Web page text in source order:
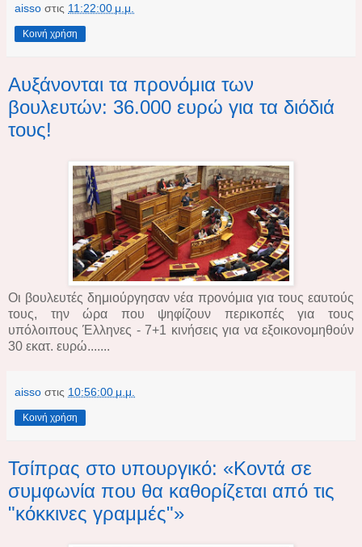
aisso στις 11:22:00 μ.μ.
Κοινή χρήση
Αυξάνονται τα προνόμια των
βουλευτών: 36.000 ευρώ για τα διόδιά
τους!
Οι βουλευτές δημιούργησαν νέα προνόμια για τους εαυτούς
τους, την ώρα που ψηφίζουν περικοπές για τους
υπόλοιπους Έλληνες - 7+1 κινήσεις για να εξοικονομηθούν
30 εκατ. ευρώ.......
aisso στις 10:56:00 μ.μ.
Κοινή χρήση
Τσίπρας στο υπουργικό: «Κοντά σε
συμφωνία που θα καθορίζεται από τις
"κόκκινες γραμμές"»